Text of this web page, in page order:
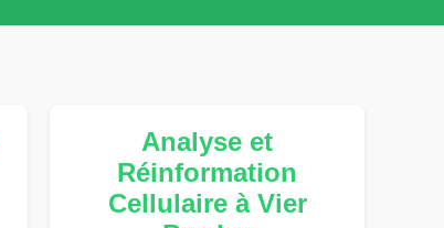
Analyse et
Réinformation
Cellulaire à Vier